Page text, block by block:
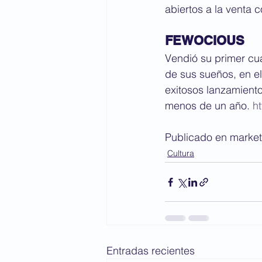
abiertos a la venta
FEWOCIOUS
Vendió su primer
de sus sueños, en
exitosos
menos de un año.
Publicado en
Cultura
Entradas recientes